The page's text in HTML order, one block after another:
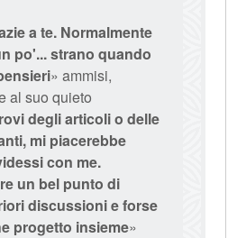
a te. Normalmente
po'... strano quando
» ammisi,
al suo quieto
degli articoli o delle
mi piacerebbe
con me.
un bel punto di
discussioni e forse
progetto insieme»